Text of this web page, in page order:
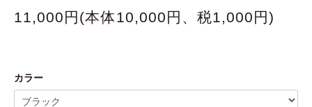
11,000円(本体10,000円、税1,000円)
カラー